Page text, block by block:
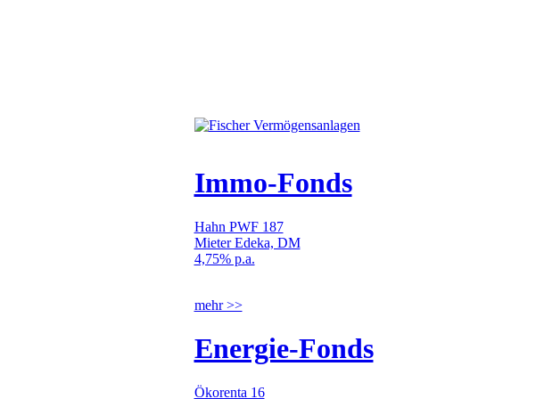
Immo-Fonds
Hahn PWF 187
Mieter Edeka, DM
4,75% p.a.
mehr >>
Energie-Fonds
Ökorenta 16